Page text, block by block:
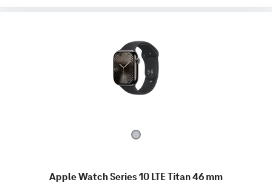
Apple Watch Series 10 LTE Titan 46 mm